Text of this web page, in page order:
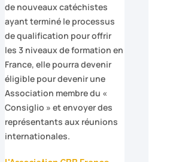
de nouveaux catéchistes
ayant terminé le processus
de qualification pour offrir
les 3 niveaux de formation en
France, elle pourra devenir
éligible pour devenir une
Association membre du «
Consiglio » et envoyer des
représentants aux réunions
internationales.